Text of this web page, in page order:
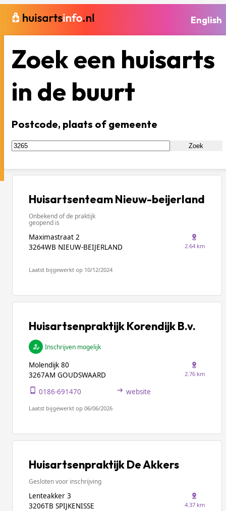
English
Zoek een huisarts
in de buurt
Postcode, plaats of gemeente
Zoek
Huisartsenteam Nieuw-beijerland
Onbekend of de praktijk
geopend is
Maximastraat 2
3264WB NIEUW-BEIJERLAND
2.64 km
Laatst bijgewerkt op 10/12/2024
Huisartsenpraktijk Korendijk B.v.
Inschrijven mogelijk
Molendijk 80
3267AM GOUDSWAARD
2.76 km
0186-691470 website
Laatst bijgewerkt op 06/06/2026
Huisartsenpraktijk De Akkers
Gesloten voor inschrijving
Lenteakker 3
3206TB SPIJKENISSE
4.37 km